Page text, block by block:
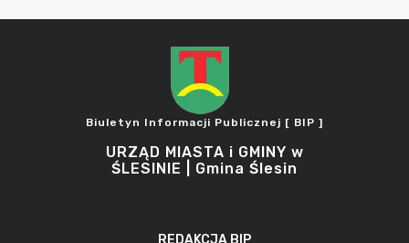
Biuletyn Informacji Publicznej [ BIP ]
URZĄD MIASTA i GMINY w
ŚLESINIE | Gmina Ślesin
REDAKCJA BIP